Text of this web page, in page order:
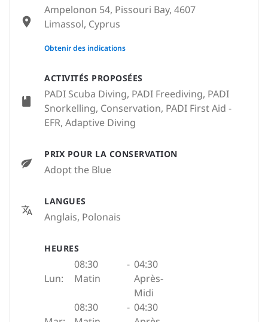
ACTIVITÉS PROPOSÉES
PADI Scuba Diving, PADI Freediving, PADI
Snorkelling, Conservation, PADI First Aid -
EFR, Adaptive Diving
PRIX POUR LA CONSERVATION
Adopt the Blue
LANGUES
Anglais, Polonais
HEURES
Lun:
08:30
Matin
- 04:30
Après-
Midi
08:30
- 04:30
Ampelonon 54, Pissouri Bay, 4607
Limassol, Cyprus
None
Obtenir des indications